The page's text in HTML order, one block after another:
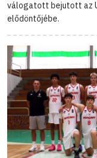
válogatott bejutott az
elődöntőjébe.